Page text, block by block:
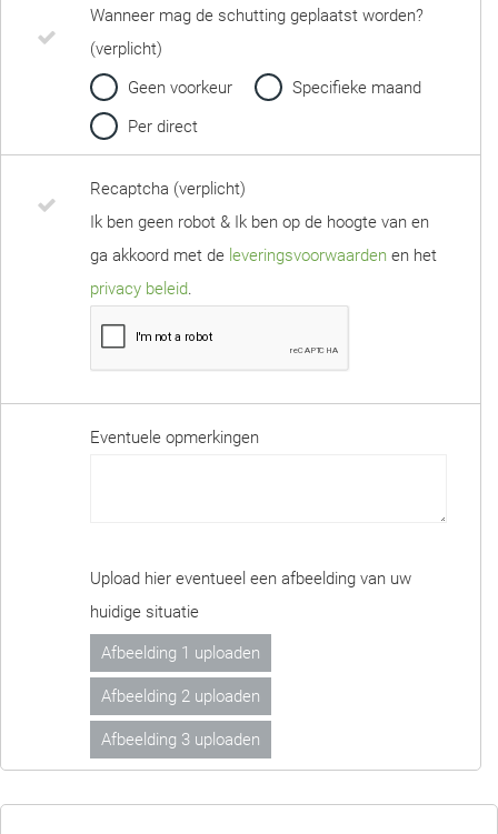
Wanneer mag de schutting geplaatst worden?
(verplicht)
Geen voorkeur
Specifieke maand
Per direct
Recaptcha (verplicht)
Ik ben geen robot & Ik ben op de hoogte van en
ga akkoord met de leveringsvoorwaarden en het
privacy beleid.
Eventuele opmerkingen
Upload hier eventueel een afbeelding van uw
huidige situatie
Afbeelding 1 uploaden
Afbeelding 2 uploaden
Afbeelding 3 uploaden